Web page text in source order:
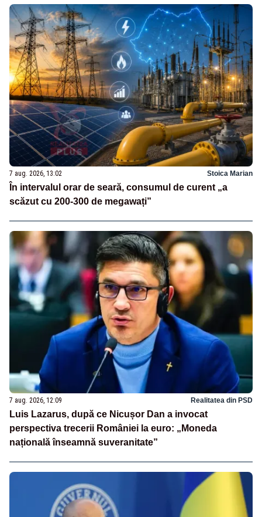
7 aug. 2026, 13:02 Stoica Marian
În intervalul orar de seară, consumul de curent „a
scăzut cu 200-300 de megawați”
7 aug. 2026, 12:09 Realitatea din PSD
Luis Lazarus, după ce Nicușor Dan a invocat
perspectiva trecerii României la euro: „Moneda
națională înseamnă suveranitate”